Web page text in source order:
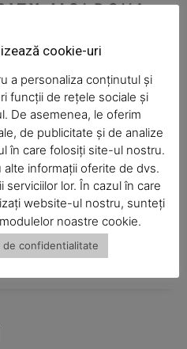
NOW
cookie-uri
a personaliza conținutul și
funcții de rețele sociale și
De asemenea, le oferim
de publicitate și de analize
în care folosiți site-ul nostru.
informații oferite de dvs.
serviciilor lor. În cazul în care
website-ul nostru, sunteți
noastre cookie.
de confidentialitate